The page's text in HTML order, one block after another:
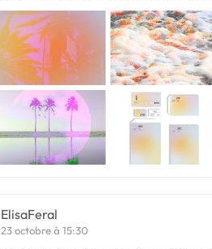
ElisaFeral
23 octobre à 15:30